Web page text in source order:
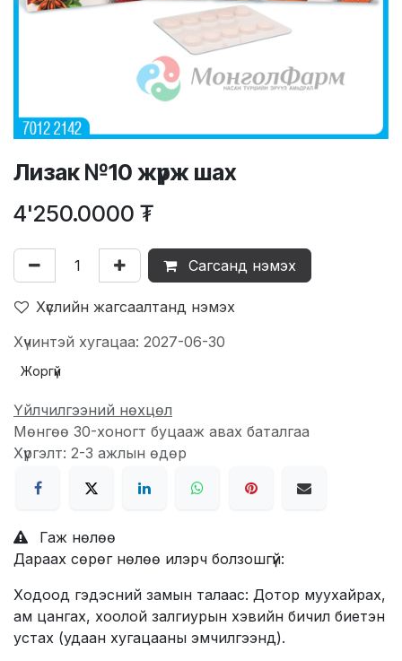
Лизак №10 жүрж шах
4'250.0000 ₮
Сагсанд нэмэх
Хүслийн жагсаалтанд нэмэх
Хүчинтэй хугацаа: 2027-06-30
Жоргүй
Үйлчилгээний нөхцөл
Мөнгөө 30-хоногт буцааж авах баталгаа
Хүргэлт: 2-3 ажлын өдөр
Гаж нөлөө
Дараах сөрөг нөлөө илэрч болзошгүй:
Ходоод гэдэсний замын талаас: Дотор муухайрах,
ам цангах, хоолой залгиурын хэвийн бичил биетэн
устах (удаан хугацааны эмчилгээнд).